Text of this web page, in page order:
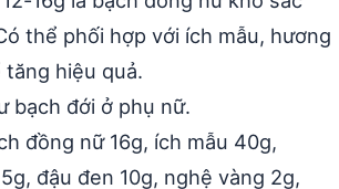
thể phối hợp với ích mẫu, hương
hiệu quả.
bạch đới ở phụ nữ.
đồng nữ 16g, ích mẫu 40g,
đậu đen 10g, nghệ vàng 2g,